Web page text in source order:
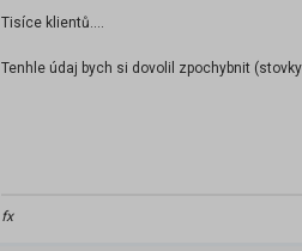
Tisíce klientů....
Tenhle údaj bych si dovolil zpochybnit
fx